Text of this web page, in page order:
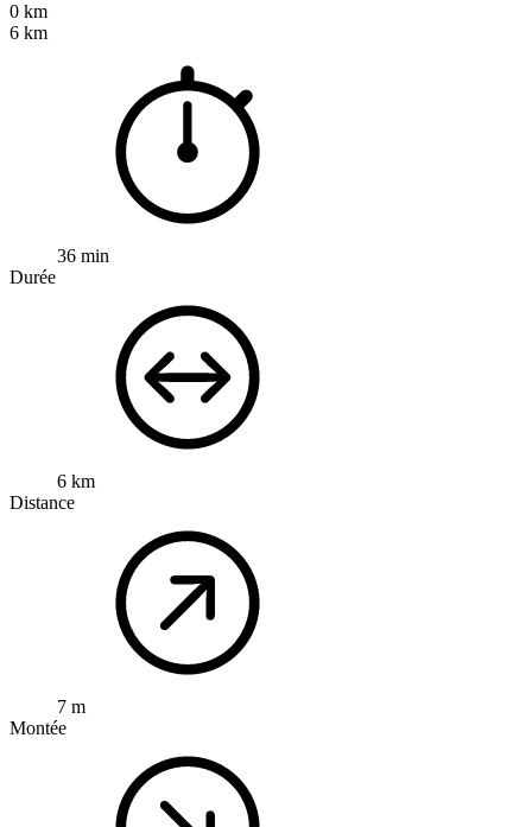
0 km
6 km
36 min
Durée
6 km
Distance
7 m
Montée